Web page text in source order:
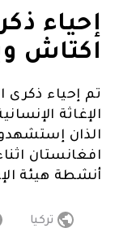
إحياء
اكتاش
تم إحياء
الإغاثة
الذان
افغانستان
أنشطة هيئة
تركيا